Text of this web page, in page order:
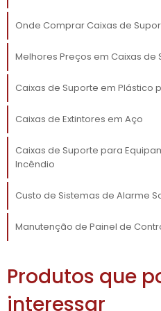
de atuação. Desde
todos os ambientes.
Além das
configurações. As
mesmo em locais
espaços com limitadas
priorizada,
BENEFÍCIOS
CAIXAS DE
Onde Comprar Caixas de
Melhores Preços em Caixas de
Caixas de Suporte em Plástico
Caixas de Extintores em Aço
Caixas de Suporte para
Incêndio
Custo de Sistemas de Alarme
Manutenção de Painel de
Produtos que
interessar